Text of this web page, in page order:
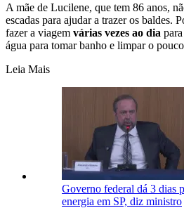
A mãe de Lucilene, que tem 86 anos,
escadas para ajudar a trazer os baldes.
fazer a viagem várias vezes ao dia
água para tomar banho e limpar o
Leia Mais
Governo federal dá 3 dias
energia em SP, diz ministro